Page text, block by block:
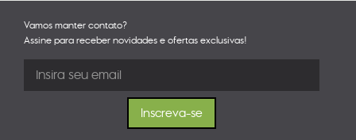
Vamos manter contato?
Assine para receber novidades e ofertas exclusivas!